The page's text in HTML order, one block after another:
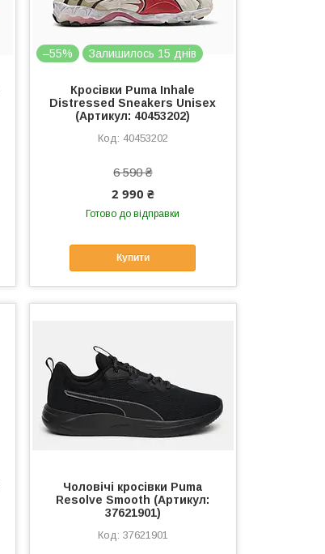
–55% Залишилось 15 днів
Кросівки Puma Inhale
Distressed Sneakers Unisex
(Артикул: 40453202)
40453202
6 590 ₴
2 990 ₴
Готово до відправки
Купити
Чоловічі кросівки Puma
Resolve Smooth (Артикул:
37621901)
37621901